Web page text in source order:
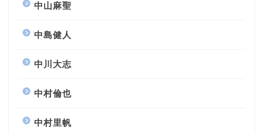
中山麻聖
中島健人
中川大志
中村倫也
中村里帆